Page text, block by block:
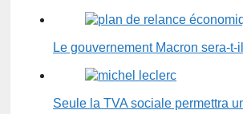
Le gouvernement Macron sera-
Seule la TVA sociale permettra